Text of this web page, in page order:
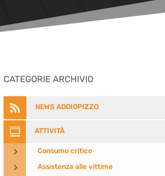
CATEGORIE ARCHIVIO
 NEWS ADDIOPIZZO
 ATTIVITÀ
5 Consumo critico
5 Assistenza alle vittime